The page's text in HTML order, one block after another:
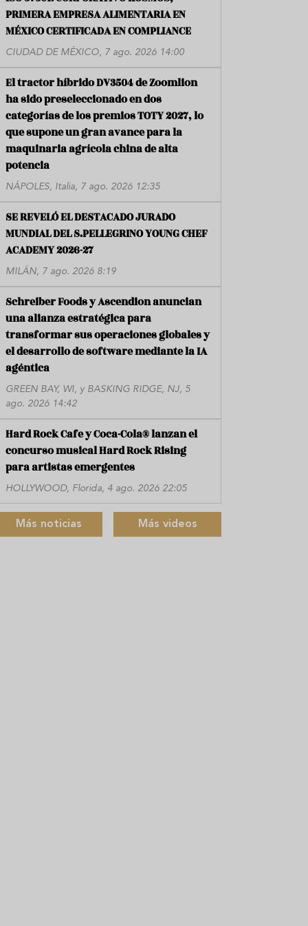
PRIMERA EMPRESA ALIMENTARIA EN
MÉXICO CERTIFICADA EN COMPLIANCE
CIUDAD DE MÉXICO, 7 ago. 2026 14:00
El tractor híbrido DV3504 de Zoomlion
ha sido preseleccionado en dos
categorías de los premios TOTY 2027, lo
que supone un gran avance para la
maquinaria agrícola china de alta
potencia
NÁPOLES, Italia, 7 ago. 2026 12:35
SE REVELÓ EL DESTACADO JURADO
MUNDIAL DEL S.PELLEGRINO YOUNG CHEF
ACADEMY 2026-27
MILÁN, 7 ago. 2026 8:19
Schreiber Foods y Ascendion anuncian
una alianza estratégica para
transformar sus operaciones globales y
el desarrollo de software mediante la IA
agéntica
GREEN BAY, WI, y BASKING RIDGE, NJ, 5
ago. 2026 14:42
Hard Rock Cafe y Coca-Cola® lanzan el
concurso musical Hard Rock Rising
para artistas emergentes
HOLLYWOOD, Florida, 4 ago. 2026 22:05
Más noticias Más videos